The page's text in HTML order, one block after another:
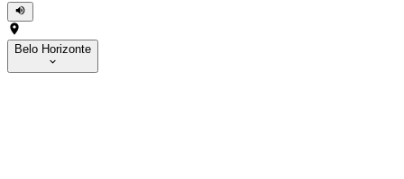
Belo Horizonte